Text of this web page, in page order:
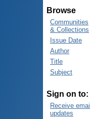
Browse
Communities
& Collections
Issue Date
Author
Title
Subject
Sign on to:
Receive email
updates